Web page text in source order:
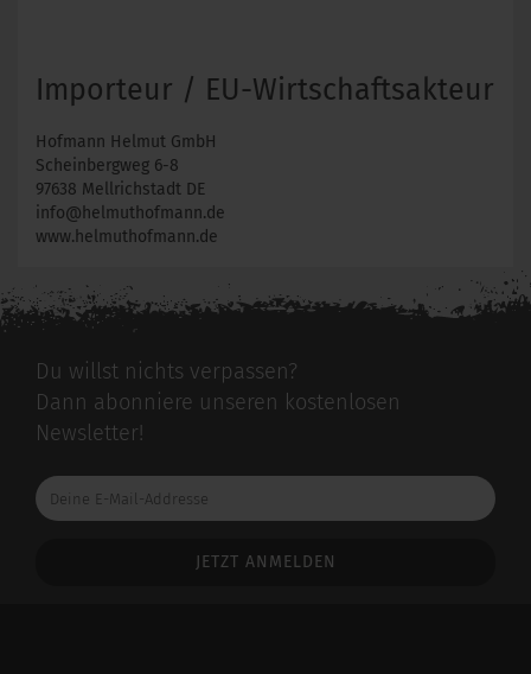
Importeur / EU-Wirtschaftsakteur
Hofmann Helmut GmbH
Scheinbergweg 6-8
97638 Mellrichstadt DE
info@helmuthofmann.de
www.helmuthofmann.de
Du willst nichts verpassen?
Dann abonniere unseren kostenlosen
Newsletter!
Deine
E-